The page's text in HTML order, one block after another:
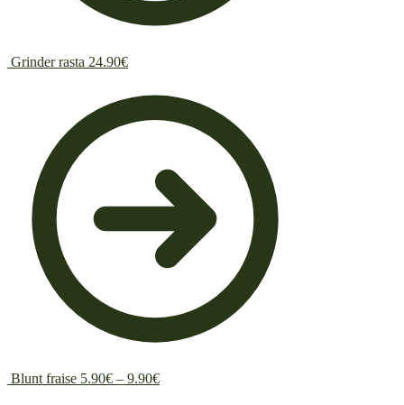
Grinder rasta 24.90€
Blunt fraise 5.90€ – 9.90€